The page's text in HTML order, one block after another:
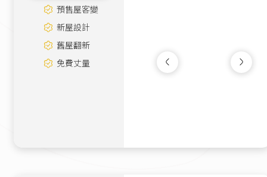
預售屋客變
新屋設計
舊屋翻新
免費丈量